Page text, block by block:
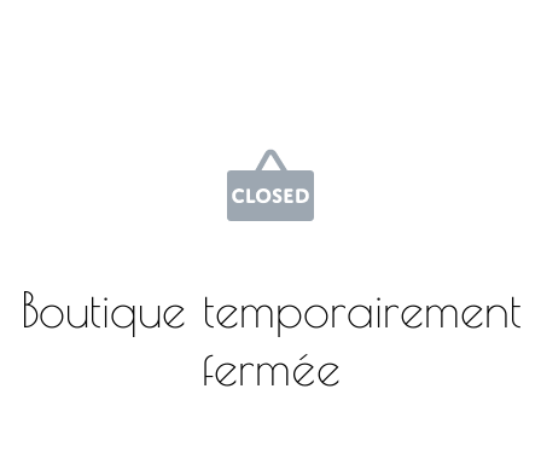
Boutique temporairement
fermée